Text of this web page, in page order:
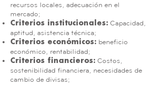
recursos locales, adecuación en el
mercado;
Criterios institucionales: Capacidad,
aptitud, asistencia técnica;
Criterios económicos: beneficio
económico, rentabilidad;
Criterios financieros: Costos,
sostenibilidad financiera, necesidades de
cambio de divisas;